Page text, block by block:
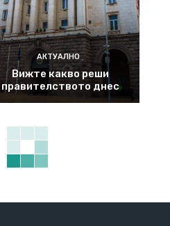
АКТУАЛНО
Вижте какво реши
правителството днес